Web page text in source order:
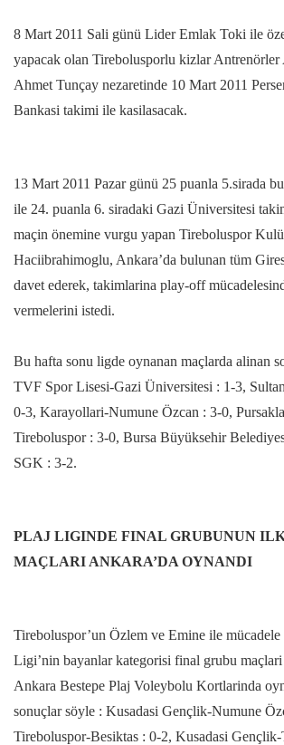
8 Mart 2011 Sali günü Lider Emlak Toki ile
yapacak olan Tirebolusporlu kizlar
Ahmet Tunçay nezaretinde 10 Mart 2011
Bankasi takimi ile kasilasacak.
13 Mart 2011 Pazar günü 25 puanla 5.sirada
ile 24. puanla 6. siradaki Gazi Üniversitesi
maçin önemine vurgu yapan Tireboluspor
Haciibrahimoglu, Ankara’da bulunan tüm
davet ederek, takimlarina play-off
vermelerini istedi.
Bu hafta sonu ligde oynanan maçlarda alinan
TVF Spor Lisesi-Gazi Üniversitesi : 1-3,
0-3, Karayollari-Numune Özcan : 3-0,
Tireboluspor : 3-0, Bursa Büyüksehir
SGK : 3-2.
PLAJ LIGINDE FINAL GRUBUNUN
MAÇLARI ANKARA’DA OYNANDI
Tireboluspor’un Özlem ve Emine ile
Ligi’nin bayanlar kategorisi final grubu maçlari
Ankara Bestepe Plaj Voleybolu Kortlarinda
sonuçlar söyle : Kusadasi Gençlik-Numune
Tireboluspor-Besiktas : 0-2, Kusadasi